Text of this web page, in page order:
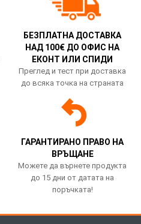
БЕЗПЛАТНА ДОСТАВКА
НАД 100€ ДО ОФИС НА
ЕКОНТ ИЛИ СПИДИ
Преглед и тест при доставка
до всяка точка на страната
ГАРАНТИРАНО ПРАВО НА
ВРЪЩАНЕ
Можете да върнете продукта
до 15 дни от датата на
поръчката!